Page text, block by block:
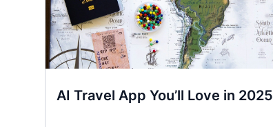
AI Travel App You’ll Love in 2025